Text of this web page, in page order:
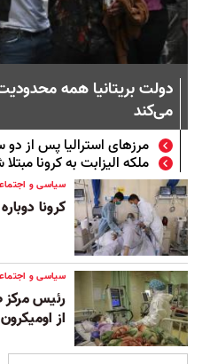
دولت بریتانیا همه
می‌کند
مرزهای استرالیا پس از
ملکه الیزابت به کرونا
سیاسی و
کرونا
سیاسی و
رئیس مرکز
از